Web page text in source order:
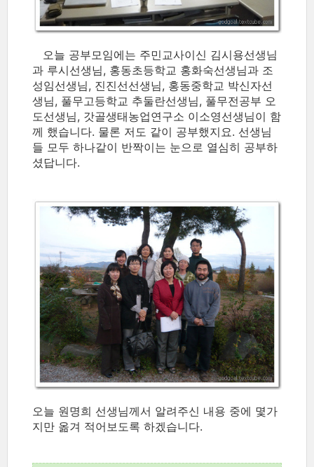
오늘 공부모임에는 주민교사이신 김시용선생님
과 루시선생님, 홍동초등학교 홍화숙선생님과 조
성임선생님, 진진선선생님, 홍동중학교 박신자선
생님, 풀무고등학교 추둘란선생님, 풀무전공부 오
도선생님, 갓골생태농업연구소 이소영선생님이 함
께 했습니다. 물론 저도 같이 공부했지요. 선생님
들 모두 하나같이 반짝이는 눈으로 열심히 공부하
셨답니다.
오늘 원명희 선생님께서 알려주신 내용 중에 몇가
지만 옮겨 적어보도록 하겠습니다.